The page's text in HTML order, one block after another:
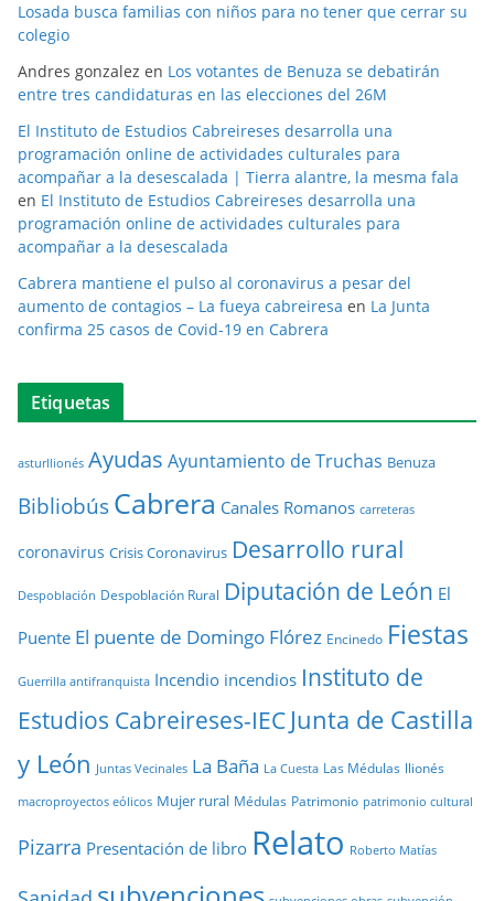
Losada busca familias con niños para no tener que cerrar su
colegio
Andres gonzalez en Los votantes de Benuza se debatirán
entre tres candidaturas en las elecciones del 26M
El Instituto de Estudios Cabreireses desarrolla una
programación online de actividades culturales para
acompañar a la desescalada | Tierra alantre, la mesma fala
en El Instituto de Estudios Cabreireses desarrolla una
programación online de actividades culturales para
acompañar a la desescalada
Cabrera mantiene el pulso al coronavirus a pesar del
aumento de contagios – La fueya cabreiresa en La Junta
confirma 25 casos de Covid-19 en Cabrera
Etiquetas
asturllionés Ayudas Ayuntamiento de Truchas Benuza
BibliobúsCabrera Canales Romanos carreteras
coronavirus Crisis Coronavirus Desarrollo rural
Despoblación Despoblación Rural Diputación de León El
Puente El puente de Domingo Flórez Encinedo Fiestas
Guerrilla antifranquista Incendio incendios Instituto de
Estudios Cabreireses-IEC Junta de Castilla
y León Juntas Vecinales La Baña La Cuesta Las Médulas llionés
macroproyectos eólicos Mujer rural Médulas Patrimonio patrimonio cultural
Pizarra Presentación de libro Relato Roberto Matías